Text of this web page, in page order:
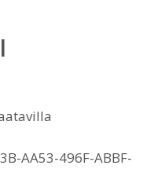
AA53-496F-ABBF-